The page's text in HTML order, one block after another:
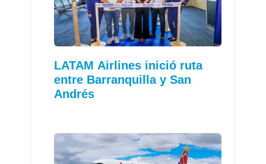
LATAM Airlines inició ruta
entre Barranquilla y San
Andrés